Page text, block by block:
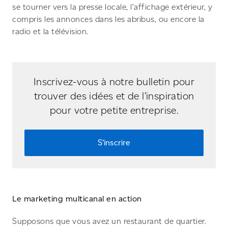
se tourner vers la presse locale, l’affichage extérieur, y
compris les annonces dans les abribus, ou encore la
radio et la télévision.
Inscrivez-vous à notre bulletin pour
trouver des idées et de l’inspiration
pour votre petite entreprise.
S’inscrire
Le marketing multicanal en action
Supposons que vous avez un restaurant de quartier.